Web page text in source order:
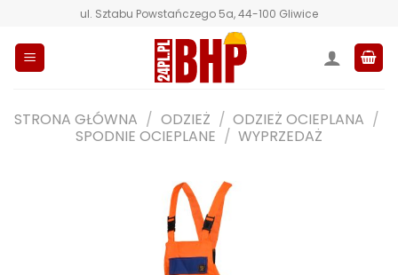
zawartości
ul. Sztabu Powstańczego 5a, 44-100 Gliwice
STRONA GŁÓWNA / ODZIEŻ / ODZIEŻ OCIEPLANA /
SPODNIE OCIEPLANE / WYPRZEDAŻ